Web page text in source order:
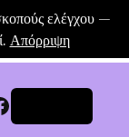
ελέγχου —
Απόρριψη